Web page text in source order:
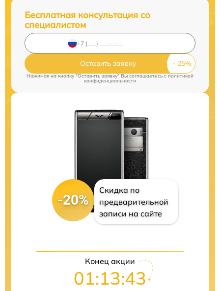
Бесплатная консультация со
специалистом
Оставить заявку
Нажимая на кнопку "Оставить заявку" Вы соглашаетесь cполитикой
конфиденциальности
-20%
Скидка по
предварительной
записи на сайте
Конец акции
01:13:42